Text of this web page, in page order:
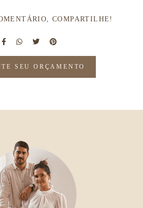
COMPARTILHE!
SEU ORÇAMENTO